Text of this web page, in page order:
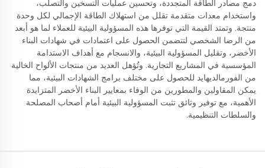
دمج مصادر الطاقة المتجددة، وتحسين عمليات التسخين والتصلب،
واستخدام معدات متقدمة تقلل من استهلاك الطاقة الإجمالي لكل وحدة
منتجة. وتمتد القيمة التي توفرها هذه المسؤولية البيئية للعملاء لما هو أبعد
من الرضا الشخصي لتتضمن الحصول على اعتمادات في شهادات البناء
الأخضر، وتقليل المسؤولية البيئية، والانسجام مع أهداف الاستدامة
المؤسسية في المشاريع التجارية. وتُؤهل العديد من منتجات الألواح الخالية
من الفورمالديهايد للحصول على مختلف برامج الشهادات البيئية، مما
يمكن المقاولين والمطورين من الوفاء بمعايير البناء الأخضر المتزايدة
الأهمية، مع توفير وثائق تثبت المسؤولية البيئية أمام أصحاب المصلحة
والسلطات التنظيمية.